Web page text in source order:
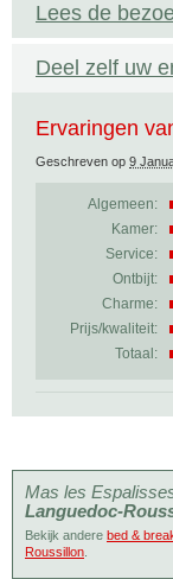
Lees de
Deel zelf uw
Ervaringen
Geschreven op 9
Algemeen:
Kamer:
Service:
Ontbijt:
Charme:
Prijs/kwaliteit:
Totaal:
Mas les
Languedoc-
Bekijk andere bed &
Roussillon